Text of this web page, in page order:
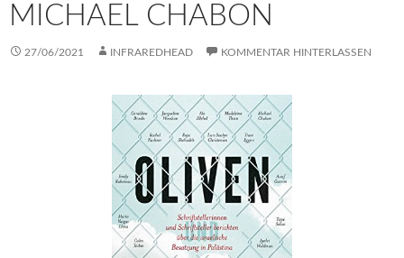
MICHAEL CHABON
27/06/2021 INFRAREDHEAD KOMMENTAR HINTERLASSEN